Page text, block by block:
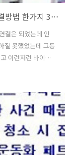
인터넷 연결 했는데 인터넷이 안될 때 해결방법 한가지 3DP Net 랜카드 드라이브 설치
결은 되었는데 인
질 못했었는데 그동
이런저런 바이러
이번에 저희집으
로그운영과 인터넷
딩속도만 따라 준
라 해서 가져 오긴